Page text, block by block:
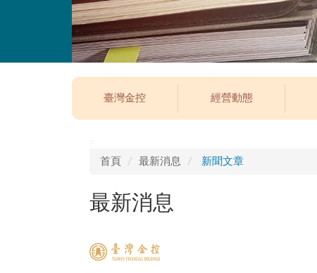
臺灣金控 經營動態
首頁 最新消息 新聞文章
最新消息